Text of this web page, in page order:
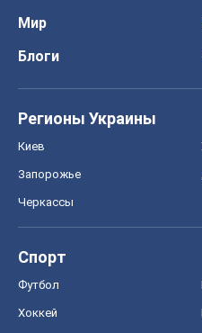
Мир
Блоги
Регионы Украины
Киев
Запорожье
Черкассы
Спорт
Футбол
Хоккей